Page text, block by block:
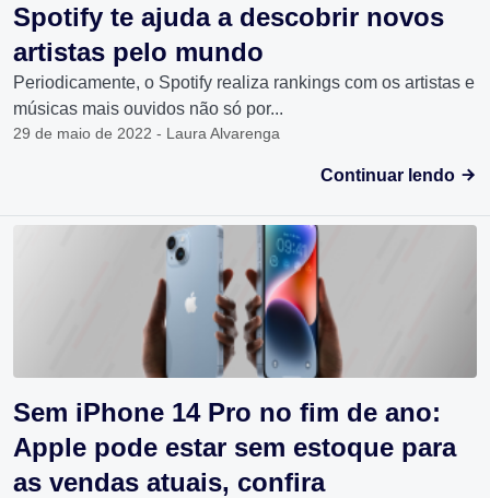
Spotify te ajuda a descobrir novos
artistas pelo mundo
Periodicamente, o Spotify realiza rankings com os artistas e
músicas mais ouvidos não só por...
29 de maio de 2022 - Laura Alvarenga
Continuar lendo
Sem iPhone 14 Pro no fim de ano:
Apple pode estar sem estoque para
as vendas atuais, confira